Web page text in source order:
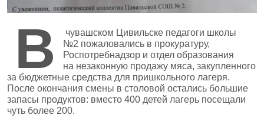
В
чувашском Цивильске педагоги школы
№2 пожаловались в прокуратуру,
Роспотребнадзор и отдел образования
на незаконную продажу мяса, закупленного
за бюджетные средства для пришкольного лагеря.
После окончания смены в столовой остались большие
запасы продуктов: вместо 400 детей лагерь посещали
чуть более 200.